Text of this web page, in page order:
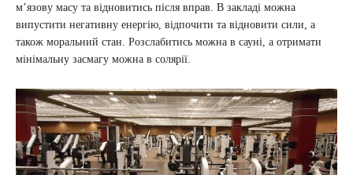
м’язову масу та відновитись після вправ. В закладі можна
випустити негативну енергію, відпочити та відновити сили, а
також моральний стан. Розслабитись можна в сауні, а отримати
мінімальну засмагу можна в солярії.